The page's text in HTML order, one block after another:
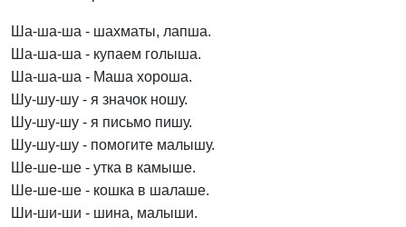
Ша-ша-ша - шахматы, лапша.
Ша-ша-ша - купаем голыша.
Ша-ша-ша - Маша хороша.
Шу-шу-шу - я значок ношу.
Шу-шу-шу - я письмо пишу.
Шу-шу-шу - помогите малышу.
Ше-ше-ше - утка в камыше.
Ше-ше-ше - кошка в шалаше.
Ши-ши-ши - шина, малыши.